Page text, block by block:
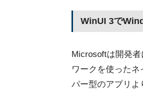
WinUI 3で
Microsoftは開発
ワークを使った
パー型のアプリよ